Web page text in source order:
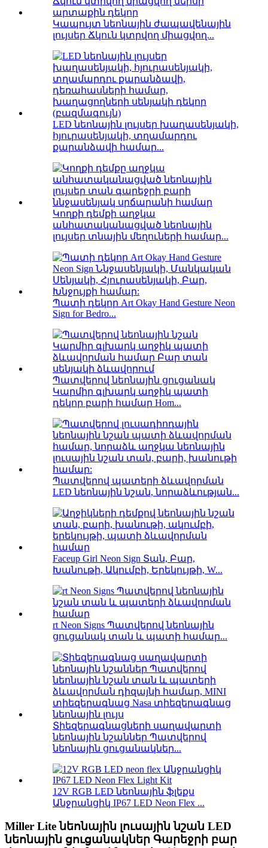
Կապույտ նեոնային ժապավենային
լույսեր Ճկուն կտրվող միացվող...
LED նեոնային լույսեր խաղասենյակի,
հյուրասենյակի, տղամարդու
քարանձավի համար...
Կողքի դեմքի աղջկա
անհատականացված նեոնային
լույսեր տնային մեղուների համար...
Պատի դեկոր Art Okay Hand Gesture Neon
Sign for Bedro...
Պատվերով նեոնային ցուցանակ
Կարմիր գլխարկ աղջիկ պատի
դեկոր բարի համար Hom...
Պատվերով պատերի ձևավորման
LED նեոնային նշան, նորաձևության...
Faceup Girl Neon Sign Տան, Բար,
Խանութի, Ակումբի, Երեկույթի, W...
rt Neon Signs Պատվերով նեոնային
ցուցանակ տան և պատի համար...
Տիեզերագնացների սաղավարտի
նեոնային նշաններ Պատվերով
նեոնային ցուցանակներ...
12V RGB LED նեոնային ֆլեքս
Անջրանցիկ IP67 LED Neon Flex ...
Miller Lite նեոնային լուսային նշան LED
նեոնային ցուցանակներ Գարեջրի բար